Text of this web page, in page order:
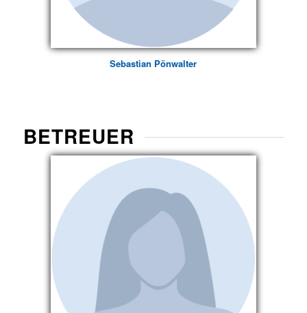
Sebastian Pönwalter
BETREUER